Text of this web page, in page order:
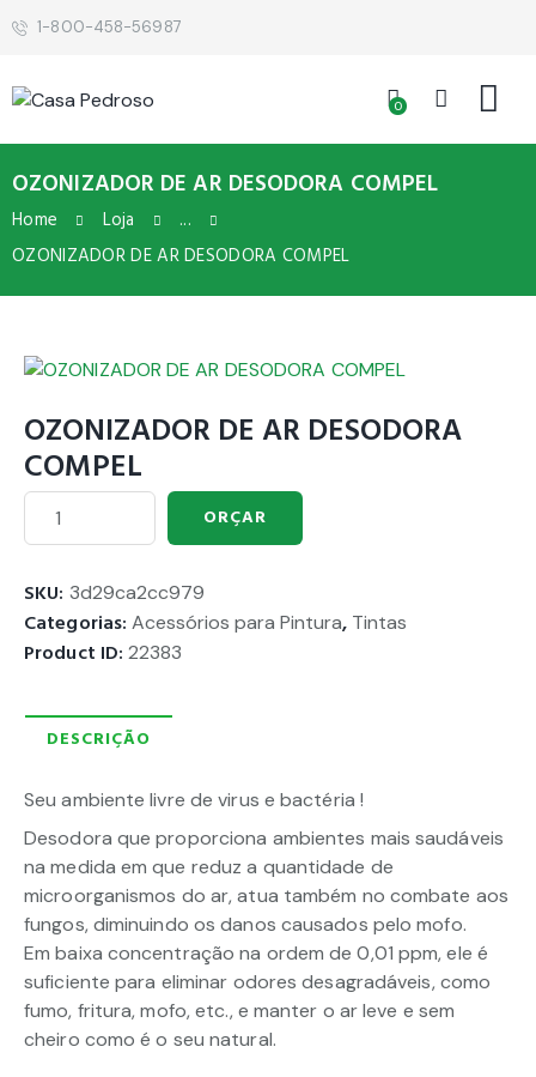
1-800-458-56987
0
OZONIZADOR DE AR DESODORA COMPEL
Home Loja
...
OZONIZADOR DE AR DESODORA COMPEL
OZONIZADOR DE AR DESODORA
COMPEL
ORÇAR
SKU: 3d29ca2cc979
Categorias:Acessórios para Pintura, Tintas
Product ID:22383
DESCRIÇÃO
Seu ambiente livre de virus e bactéria !
Desodora que proporciona ambientes mais saudáveis
na medida em que reduz a quantidade de
microorganismos do ar, atua também no combate aos
fungos, diminuindo os danos causados pelo mofo.
Em baixa concentração na ordem de 0,01 ppm, ele é
suficiente para eliminar odores desagradáveis, como
fumo, fritura, mofo, etc., e manter o ar leve e sem
cheiro como é o seu natural.